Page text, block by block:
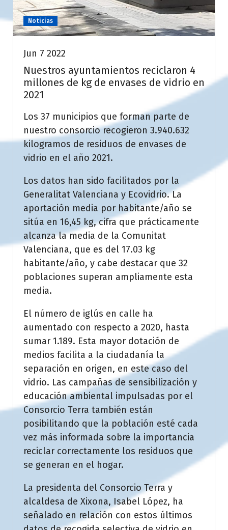
Noticias
Jun 7 2022
Nuestros ayuntamientos reciclaron 4
millones de kg de envases de vidrio en
2021
Los 37 municipios que forman parte de
nuestro consorcio recogieron 3.940.632
kilogramos de residuos de envases de
vidrio en el año 2021.
Los datos han sido facilitados por la
Generalitat Valenciana y Ecovidrio. La
aportación media por habitante/año se
sitúa en 16,45 kg, cifra que prácticamente
alcanza la media de la Comunitat
Valenciana, que es del 17.03 kg
habitante/año, y cabe destacar que 32
poblaciones superan ampliamente esta
media.
El número de iglús en calle ha
aumentado con respecto a 2020, hasta
sumar 1.189. Esta mayor dotación de
medios facilita a la ciudadanía la
separación en origen, en este caso del
vidrio. Las campañas de sensibilización y
educación ambiental impulsadas por el
Consorcio Terra también están
posibilitando que la población esté cada
vez más informada sobre la importancia
reciclar correctamente los residuos que
se generan en el hogar.
La presidenta del Consorcio Terra y
alcaldesa de Xixona, Isabel López, ha
señalado en relación con estos últimos